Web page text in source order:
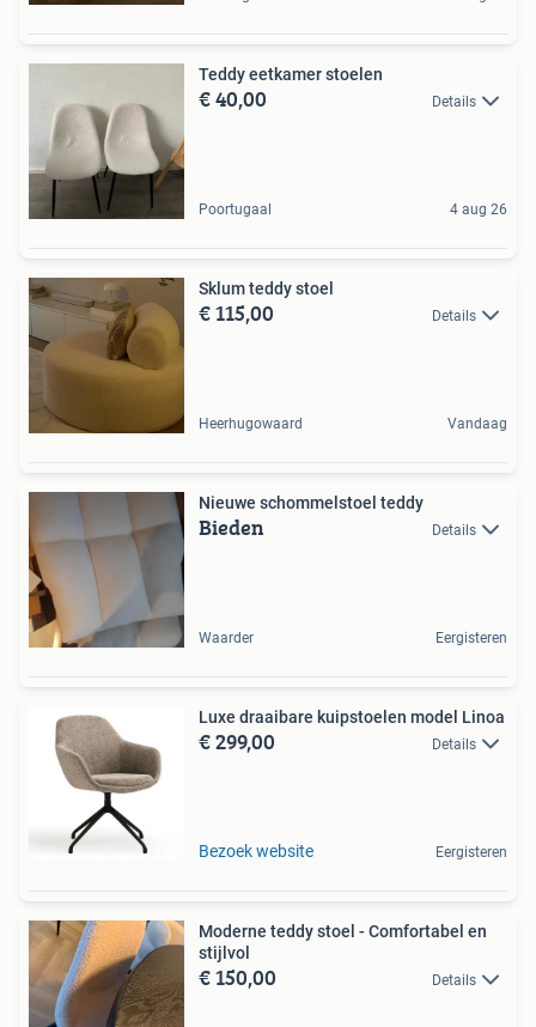
Teddy eetkamer stoelen
€ 40,00 Details
Poortugaal 4 aug 26
Sklum teddy stoel
€ 115,00 Details
Heerhugowaard Vandaag
Nieuwe schommelstoel teddy
Bieden Details
Waarder Eergisteren
Luxe draaibare kuipstoelen model Linoa
€ 299,00 Details
Bezoek website Eergisteren
Moderne teddy stoel - Comfortabel en
stijlvol
€ 150,00 Details